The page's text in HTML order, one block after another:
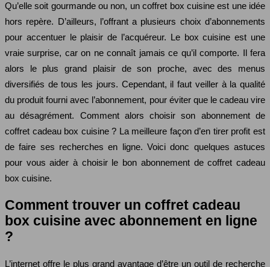
Qu’elle soit gourmande ou non, un coffret box cuisine est une idée
hors repère. D’ailleurs, l’offrant a plusieurs choix d’abonnements
pour accentuer le plaisir de l’acquéreur. Le box cuisine est une
vraie surprise, car on ne connaît jamais ce qu’il comporte. Il fera
alors le plus grand plaisir de son proche, avec des menus
diversifiés de tous les jours. Cependant, il faut veiller à la qualité
du produit fourni avec l’abonnement, pour éviter que le cadeau vire
au désagrément. Comment alors choisir son abonnement de
coffret cadeau box cuisine ? La meilleure façon d’en tirer profit est
de faire ses recherches en ligne. Voici donc quelques astuces
pour vous aider à choisir le bon abonnement de coffret cadeau
box cuisine.
Comment trouver un coffret cadeau
box cuisine avec abonnement en ligne
?
L’internet offre le plus grand avantage d’être un outil de recherche